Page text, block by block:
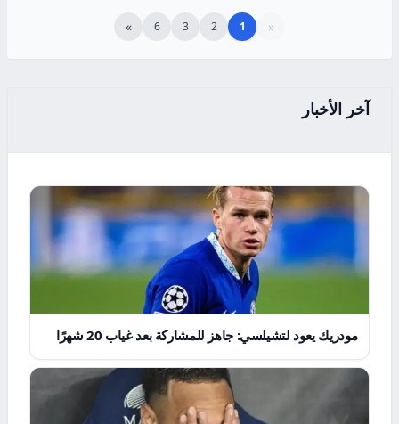
«
1
2
3
6
»
آخر الأخبار
مودريك يعود لتشيلسي: جاهز للمشاركة بعد غياب 20 شهرًا